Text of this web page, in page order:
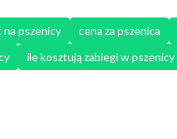
na pszenicy cena za pszenica
ile kosztują zabiegi w pszenicy